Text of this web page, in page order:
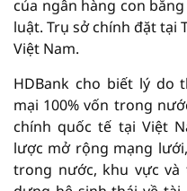
của ngân hàng con
luật. Trụ sở chính đặt tại
Việt Nam.
HDBank cho biết lý do
mại 100% vốn trong
chính quốc tế tại Việt
lược mở rộng mạng
trong nước, khu vực